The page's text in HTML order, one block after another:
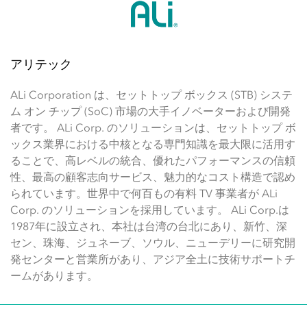
アリテック
ALi Corporation は、セットトップ ボックス (STB) システ
ム オン チップ (SoC) 市場の大手イノベーターおよび開発
者です。 ALi Corp. のソリューションは、セットトップ ボ
ックス業界における中核となる専門知識を最大限に活用す
ることで、高レベルの統合、優れたパフォーマンスの信頼
性、最高の顧客志向サービス、魅力的なコスト構造で認め
られています。世界中で何百もの有料 TV 事業者が ALi
Corp. のソリューションを採用しています。 ALi Corp.は
1987年に設立され、本社は台湾の台北にあり、新竹、深
セン、珠海、ジュネーブ、ソウル、ニューデリーに研究開
発センターと営業所があり、アジア全土に技術サポートチ
ームがあります。